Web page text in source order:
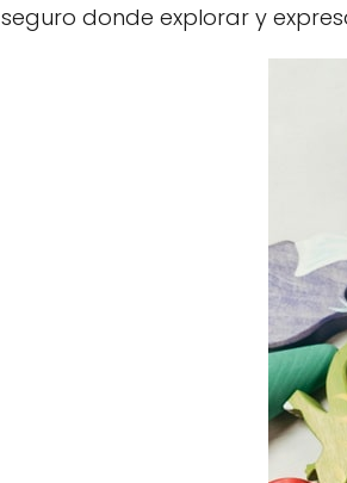
seguro donde explorar y